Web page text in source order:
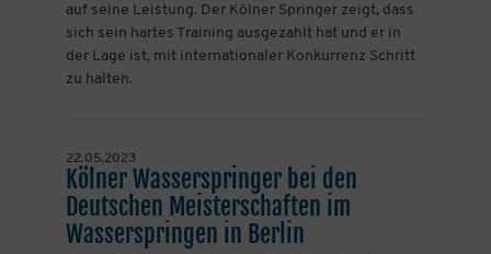
auf seine Leistung. Der Kölner Springer zeigt, dass
sich sein hartes Training ausgezahlt hat und er in
der Lage ist, mit internationaler Konkurrenz Schritt
zu halten.
22.05.2023
Kölner Wasserspringer bei den
Deutschen Meisterschaften im
Wasserspringen in Berlin